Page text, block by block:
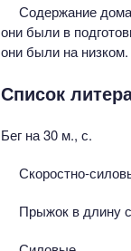
Содержание
они были в
они были на низком.
Список
Бег на 30 м., с.
Скоростно-
Прыжок в длину